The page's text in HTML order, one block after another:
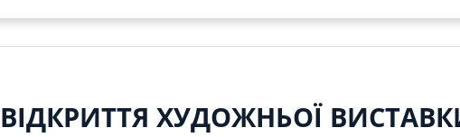
ВІДКРИТТЯ ХУДОЖНЬОЇ